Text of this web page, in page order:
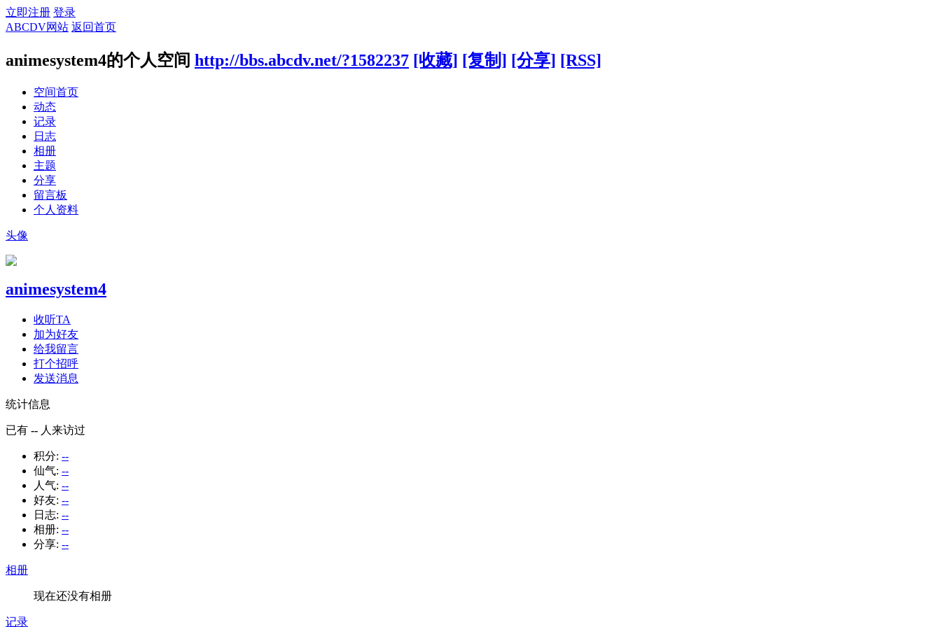
立即注册 登录
ABCDV网站 返回首页
animesystem4的个人空间 http://bbs.abcdv.net/?1582237 [收藏] [复制] [分享] [RSS]
空间首页
动态
记录
日志
相册
主题
分享
留言板
个人资料
头像
animesystem4
收听TA
加为好友
给我留言
打个招呼
发送消息
统计信息
已有 -- 人来访过
积分: --
仙气: --
人气: --
好友: --
日志: --
相册: --
分享: --
相册
现在还没有相册
记录